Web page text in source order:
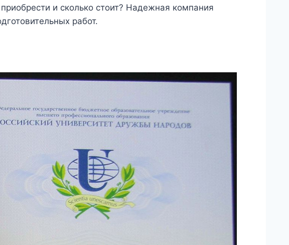
и сколько стоит? Надежная компания
работ.